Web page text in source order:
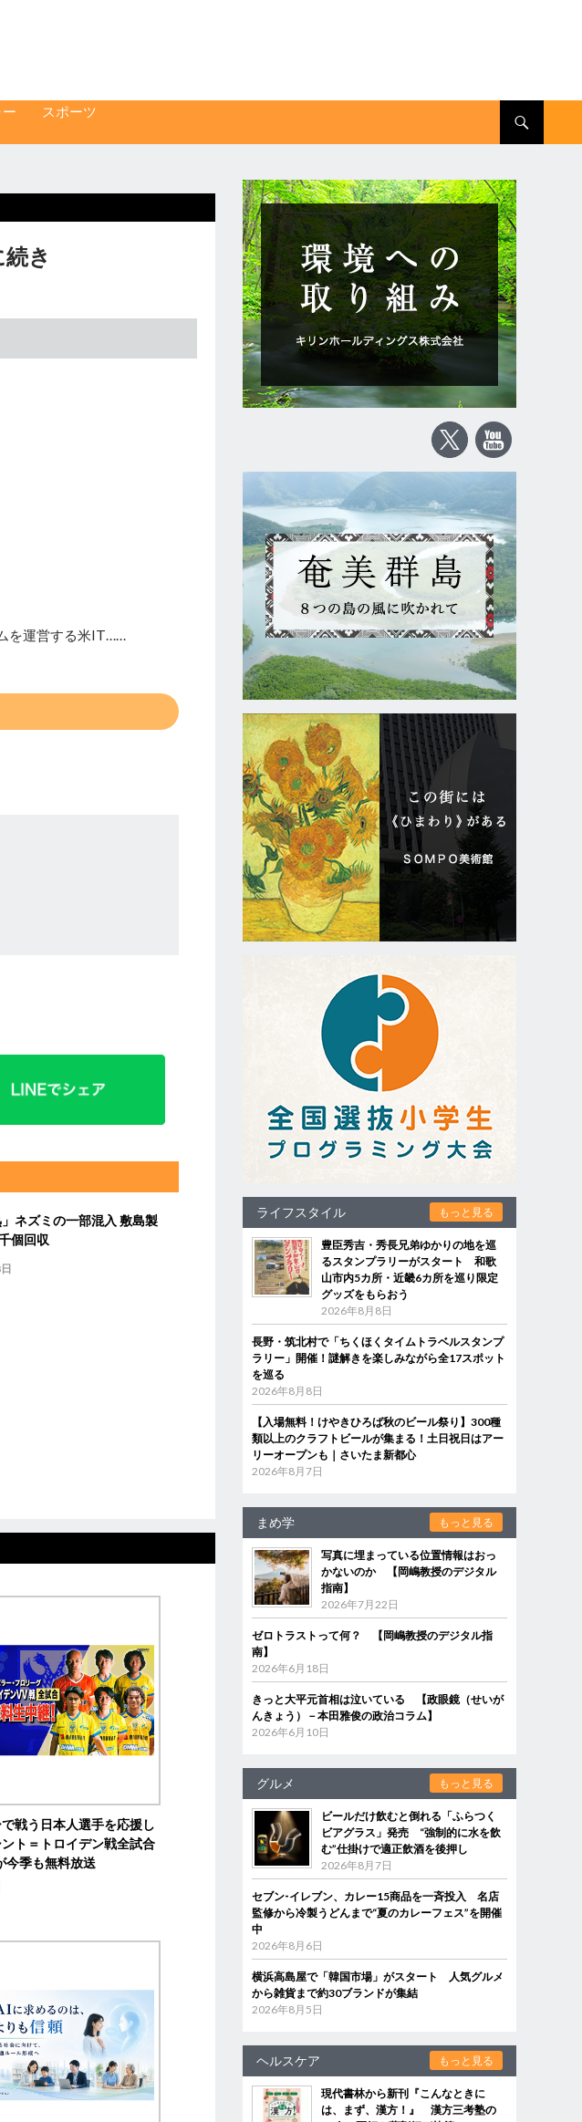
スポーツ
き
を運営する米IT……
ネズミの一部混入 敷島製
個回収
戦う日本人選手を応援し
ト＝トロイデン戦全試合
今季も無料放送
ライフスタイル もっと見る
豊臣秀吉・秀長兄弟ゆかりの地を巡
るスタンプラリーがスタート 和歌
山市内5カ所・近畿6カ所を巡り限定
グッズをもらおう
2026年8月8日
長野・筑北村で「ちくほくタイムトラベルスタンプ
ラリー」開催！謎解きを楽しみながら全17スポット
を巡る
2026年8月8日
【入場無料！けやきひろば秋のビール祭り】300種
類以上のクラフトビールが集まる！土日祝日はアー
リーオープンも｜さいたま新都心
2026年8月7日
まめ学 もっと見る
写真に埋まっている位置情報はおっ
かないのか 【岡嶋教授のデジタル
指南】
2026年7月22日
ゼロトラストって何？ 【岡嶋教授のデジタル指
南】
2026年6月18日
きっと大平元首相は泣いている 【政眼鏡（せいが
んきょう）－本田雅俊の政治コラム】
2026年6月10日
グルメ もっと見る
ビールだけ飲むと倒れる「ふらつく
ビアグラス」発売 “強制的に水を飲
む”仕掛けで適正飲酒を後押し
2026年8月7日
セブン‐イレブン、カレー15商品を一斉投入 名店
監修から冷製うどんまで“夏のカレーフェス”を開催
中
2026年8月6日
横浜高島屋で「韓国市場」がスタート 人気グルメ
から雑貨まで約30ブランドが集結
2026年8月5日
ヘルスケア もっと見る
現代書林から新刊『こんなときに
は、まず、漢方！』 漢方三考塾の